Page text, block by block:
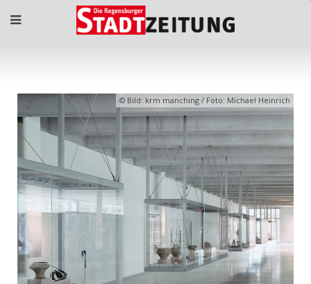
Bild: krm manching / Foto: Michael Heinrich